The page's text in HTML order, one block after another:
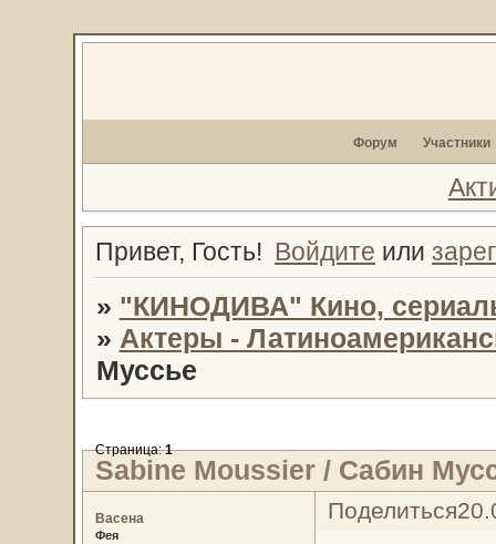
Форум Участники
Привет, Гость! Войдите или
» "КИНОДИВА" Кино,
» Актеры -
Муссье
Sabine Moussier / Сабин
Страница:1
Поделиться
Васена
Фея